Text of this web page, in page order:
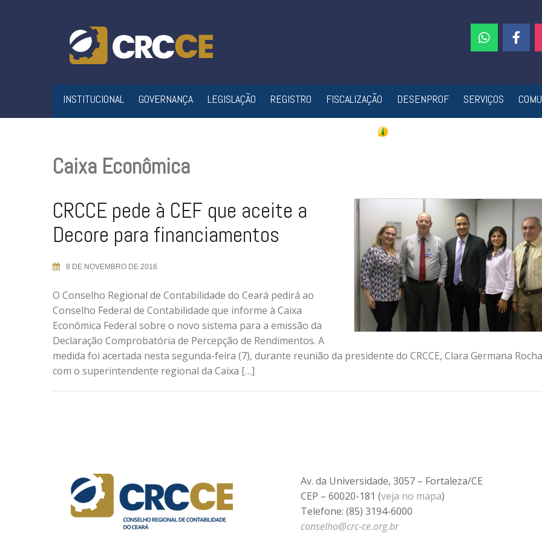
INSTITUCIONAL GOVERNANÇA LEGISLAÇÃO REGISTRO FISCALIZAÇÃO DESENPROF SERVIÇOS
Caixa Econômica
CRCCE pede à CEF que aceite a
Decore para financiamentos
8 DE NOVEMBRO DE 2016
O Conselho Regional de Contabilidade do Ceará pedirá ao
Conselho Federal de Contabilidade que informe à Caixa
Econômica Federal sobre o novo sistema para a emissão da
Declaração Comprobatória de Percepção de Rendimentos. A
medida foi acertada nesta segunda-feira (7), durante reunião da presidente do CRCCE, Clara Germana
com o superintendente regional da Caixa […]
Av. da Universidade, 3057 – Fortaleza/CE
CEP – 60020-181 (veja no mapa)
Telefone: (85) 3194-6000
conselho@crc-ce.org.br